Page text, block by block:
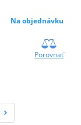
Na objednávku
Porovnať